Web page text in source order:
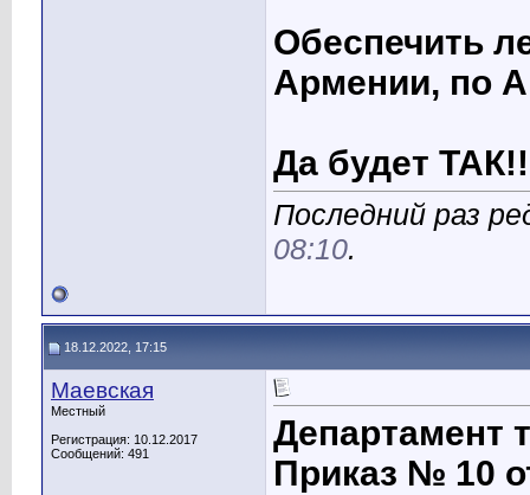
Обеспечить
Армении, по
Да будет
Последний раз
08:10.
18.12.2022, 17:15
Маевская
Местный
Регистрация: 10.12.2017
Сообщений: 491
Департамент
Приказ № 10